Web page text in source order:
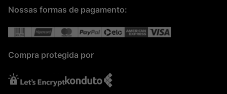
Nossas formas de pagamento:
Compra protegida por